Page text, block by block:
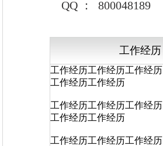
QQ ： 800048189
工作经历
工作经历工作经历工作经历
工作经历工作经历
工作经历工作经历工作经历
工作经历工作经历
工作经历工作经历工作经历